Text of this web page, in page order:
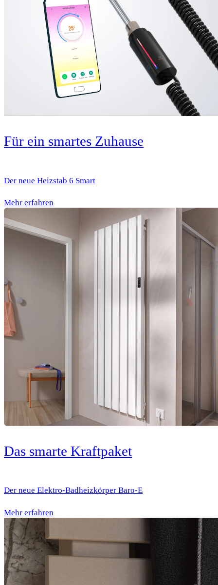
Für ein smartes Zuhause
Der neue Heizstab 6 Smart
Mehr erfahren
Das smarte Kraftpaket
Der neue Elektro-Badheizkörper Baro-E
Mehr erfahren